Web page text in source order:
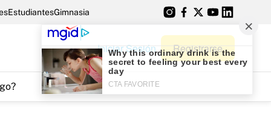
EstudiantesGimnasia
Iniciar Sesión Registrarse